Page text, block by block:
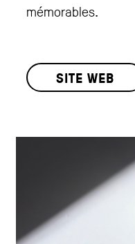
mémorables.
SITE WEB